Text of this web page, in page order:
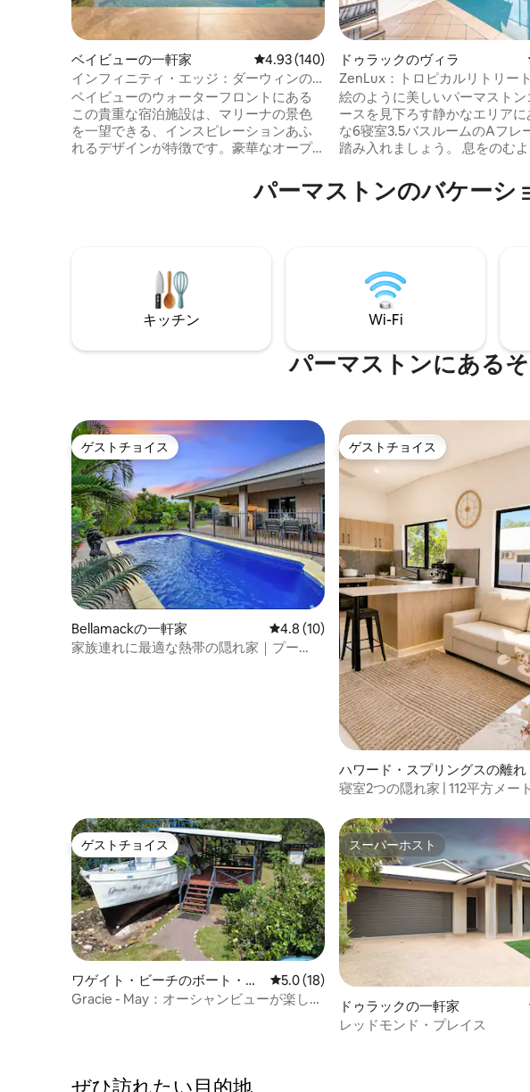
ベイビューの一軒家 レビュー140件、5つ星中4.93つ星の平均評価
4.93 (140)
インフィニティ・エッジ：ダーウィンの
豪華なウォーターフロント・オアシス
ベイビューのウォーターフロントにある
この貴重な宿泊施設は、マリーナの景色
を一望できる、インスピレーションあふ
れるデザインが特徴です。豪華なオープ
エリア、バーベキュー、インフィニティ
エッジプールにつながり、この魅惑的な
ンドリーがあります。マリーナでカヤッ
クを楽しんだり、市街地までわずか数分
の便利な立地を活かして、このエリアに
豊富にあるウォーキングトレイルやサイ
しょう。
ドゥラックのヴィラ
ZenLux：トロピカルリトリー
バーベキュー〜ゴルフ場！
絵のように美しいパーマストン
ースを見下ろす静かなエリア
な6寝室3.5バスルームのAフレ
踏み入れましょう。 息をのむ
の隣の壮大な庭園で1日を過ごし
しょう。 ✔ 6快適なベッドルーム ✔ オー
ィ・設備 ✔スマートテレビ ✔ 高
✔ オフィス・ ✔無料駐車場 下記をご覧く
ださい！
パーマストンのバケーシ
キッチン Wi-Fi
パーマストンにある
ゲストチョイス
ゲストチョイス
Bellamackの一軒家 レビュー10件、5つ星中4.8つ星の平均評価
4.8 (10)
家族連れに最適な熱帯の隠れ家｜プー
ゲストチョイス
ゲストチョイス
ハワード・スプリングスの離れ
寝室2つの隠れ家 | 112平方メー
ゲストチョイス
ゲストチョイス
ワゲイト・ビーチのボート・船
舶
レビュー18件、5つ星中5.0つ星の平均評価
5.0 (18)
Gracie - May：オーシャンビューが楽しめ
スーパーホスト
スーパーホスト
ドゥラックの一軒家
レッドモンド・プレイス